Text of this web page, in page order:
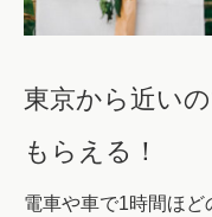
東京から近い
もらえる！
電車や車で1時間ほ